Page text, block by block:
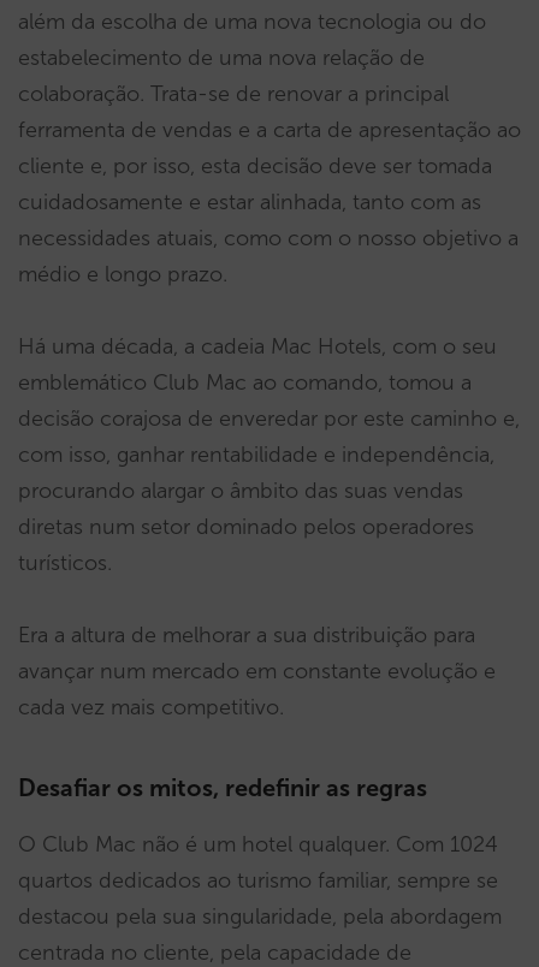
além da escolha de uma nova tecnologia ou do
estabelecimento de uma nova relação de
colaboração. Trata-se de renovar a principal
ferramenta de vendas e a carta de apresentação ao
cliente e, por isso, esta decisão deve ser tomada
cuidadosamente e estar alinhada, tanto com as
necessidades atuais, como com o nosso objetivo a
médio e longo prazo.
Há uma década, a cadeia Mac Hotels, com o seu
emblemático Club Mac ao comando, tomou a
decisão corajosa de enveredar por este caminho e,
com isso, ganhar rentabilidade e independência,
procurando alargar o âmbito das suas vendas
diretas num setor dominado pelos operadores
turísticos.
Era a altura de melhorar a sua distribuição para
avançar num mercado em constante evolução e
cada vez mais competitivo.
Desafiar os mitos, redefinir as regras
O Club Mac não é um hotel qualquer. Com 1024
quartos dedicados ao turismo familiar, sempre se
destacou pela sua singularidade, pela abordagem
centrada no cliente, pela capacidade de